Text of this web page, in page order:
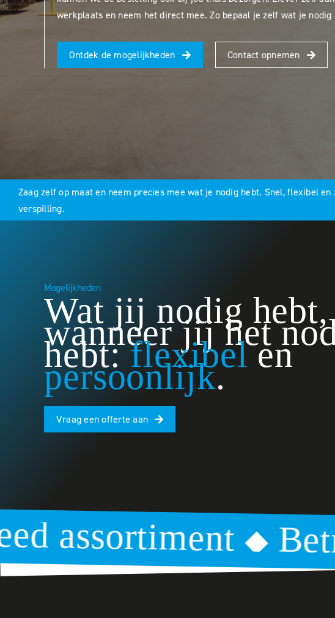
werkplaats en neem het direct mee. Zo bepaal je zelf wat je
Ontdek de mogelijkheden Contact opnemen
Zaag zelf op maat en neem precies mee wat je nodig hebt. Snel, flexibel en
verspilling.
Mogelijkheden
Wat jij nodig hebt,
wanneer jij het
hebt:flexibelen
persoonlijk.
Vraag een offerte aan
◆
.